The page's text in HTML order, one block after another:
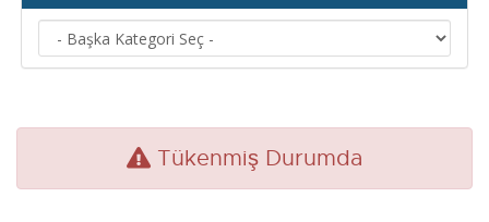
Tükenmiş Durumda